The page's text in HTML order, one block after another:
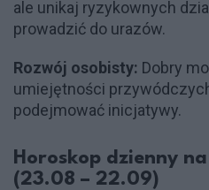
ale unikaj ryzykownych
prowadzić do urazów.
Rozwój osobisty: Dobry
umiejętności
podejmować inicjatywy.
Horoskop dzienny
(23.08 – 22.09)